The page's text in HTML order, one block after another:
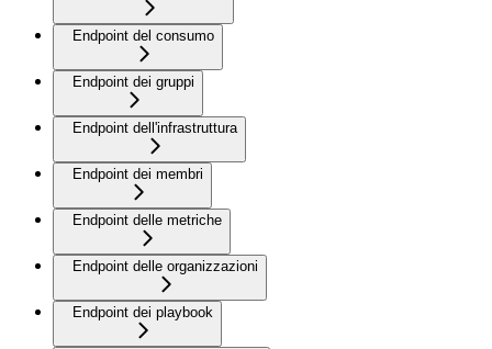
Endpoint del consumo
Endpoint dei gruppi
Endpoint dell'infrastruttura
Endpoint dei membri
Endpoint delle metriche
Endpoint delle organizzazioni
Endpoint dei playbook